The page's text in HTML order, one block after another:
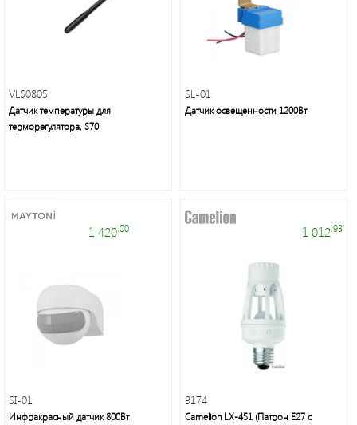
Это
свет
техника:
люстры,
VLS0805
Датчик температуры для
терморегулятора, S70
SL-01
Датчик освещенности 1200Вт
1 420.00
SI-01
Инфракрасный датчик 800Вт
1 012 .93
9174
Camelion LX-451 (Патрон Е27 с